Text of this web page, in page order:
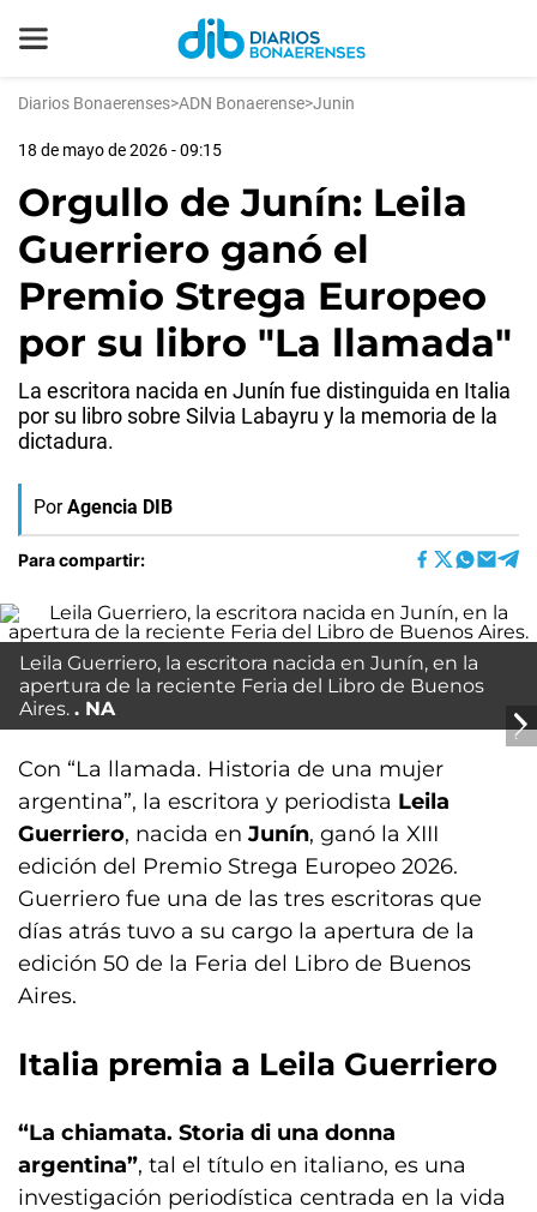
Diarios Bonaerenses>ADN Bonaerense>Junin
18 de mayo de 2026 - 09:15
Orgullo de Junín: Leila
Guerriero ganó el
Premio Strega Europeo
por su libro "La llamada"
La escritora nacida en Junín fue distinguida en Italia
por su libro sobre Silvia Labayru y la memoria de la
dictadura.
Por Agencia DIB
Para compartir:
Leila Guerriero, la escritora nacida en Junín, en la
apertura de la reciente Feria del Libro de Buenos
Aires.
NA
Con “La llamada. Historia de una mujer
argentina”, la escritora y periodista Leila
Guerriero, nacida en Junín, ganó la XIII
edición del Premio Strega Europeo 2026.
Guerriero fue una de las tres escritoras que
días atrás tuvo a su cargo la apertura de la
edición 50 de la Feria del Libro de Buenos
Aires.
Italia premia a Leila Guerriero
“La chiamata. Storia di una donna
argentina”, tal el título en italiano, es una
investigación periodística centrada en la vida